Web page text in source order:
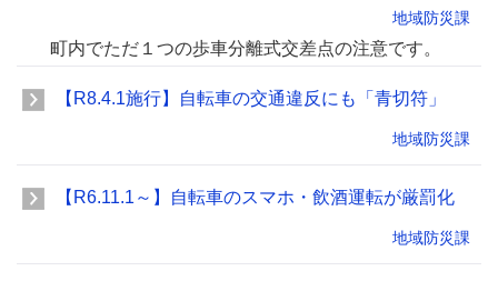
地域防災課
町内でただ１つの歩車分離式交差点の注意です。
【R8.4.1施行】自転車の交通違反にも「青切符」
地域防災課
【R6.11.1～】自転車のスマホ・飲酒運転が厳罰化
地域防災課